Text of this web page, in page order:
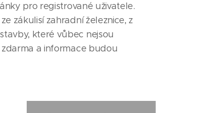
pro registrované uživatele.
zákulisí zahradní železnice, z
které vůbec nejsou
a informace budou